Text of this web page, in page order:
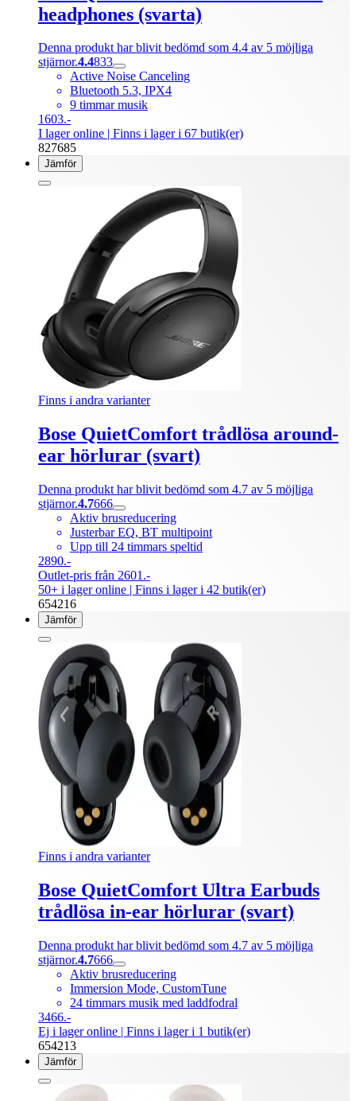
headphones (svarta)
Denna produkt har blivit bedömd som 4.4 av 5 möjliga
stjärnor.4.4833
Active Noise Canceling
Bluetooth 5.3, IPX4
9 timmar musik
1603.-
I lager online | Finns i lager i 67 butik(er)
827685
Jämför
Finns i andra varianter
Bose QuietComfort trådlösa around-
ear hörlurar (svart)
Denna produkt har blivit bedömd som 4.7 av 5 möjliga
stjärnor.4.7666
Aktiv brusreducering
Justerbar EQ, BT multipoint
Upp till 24 timmars speltid
2890.-
Outlet-pris från 2601.-
50+ i lager online | Finns i lager i 42 butik(er)
654216
Jämför
Finns i andra varianter
Bose QuietComfort Ultra Earbuds
trådlösa in-ear hörlurar (svart)
Denna produkt har blivit bedömd som 4.7 av 5 möjliga
stjärnor.4.7666
Aktiv brusreducering
Immersion Mode, CustomTune
24 timmars musik med laddfodral
3466.-
Ej i lager online | Finns i lager i 1 butik(er)
654213
Jämför